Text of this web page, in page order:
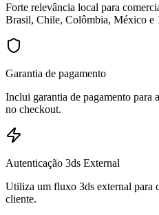
Forte relevância local para
Brasil, Chile, Colômbia, México e
Garantia de pagamento
Inclui garantia de pagamento para
no checkout.
Autenticação 3ds External
Utiliza um fluxo 3ds external para
cliente.